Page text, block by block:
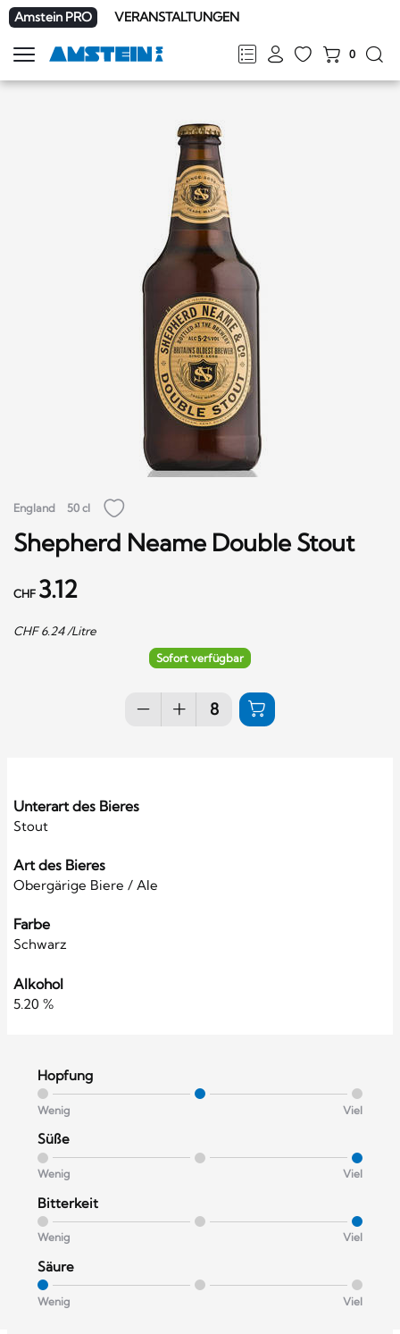
Amstein PRO VERANSTALTUNGEN
FRDEENIT
0
Navigation
zeigen
England 50 cl
Shepherd Neame Double Stout
CHF 3.12
CHF6.24/Litre
Sofort verfügbar
Unterart des Bieres
Stout
Art des Bieres
Obergärige Biere / Ale
Farbe
Schwarz
Alkohol
5.20 %
Hopfung
Wenig Viel
Süße
Wenig Viel
Bitterkeit
Wenig Viel
Säure
Wenig Viel